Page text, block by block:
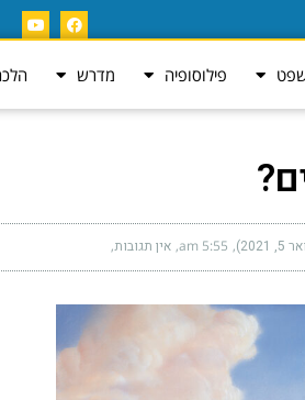
פילוסופיה מדרש
5:55 am אין תגובות